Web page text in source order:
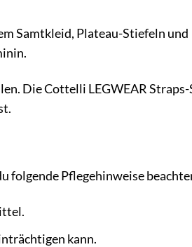
Samtkleid, Plateau-Stiefeln und
Die Cottelli LEGWEAR
folgende Pflegehinweise
kann.